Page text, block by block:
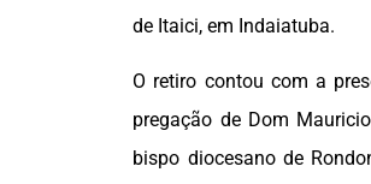
de Itaici, em Indaiatuba.
O retiro contou com a
pregação de Dom
bispo diocesano de